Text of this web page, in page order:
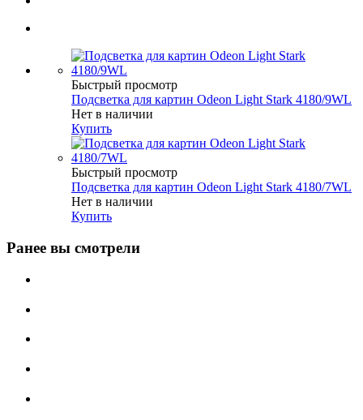
Быстрый просмотр
Подсветка для картин Odeon Light Stark 4180/9WL
Нет в наличии
Купить
Быстрый просмотр
Подсветка для картин Odeon Light Stark 4180/7WL
Нет в наличии
Купить
Ранее вы смотрели